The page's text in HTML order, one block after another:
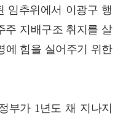
임추위에서 이광구 행
주 지배구조 취지를 살
에 힘을 실어주기 위한
부가 1년도 채 지나지